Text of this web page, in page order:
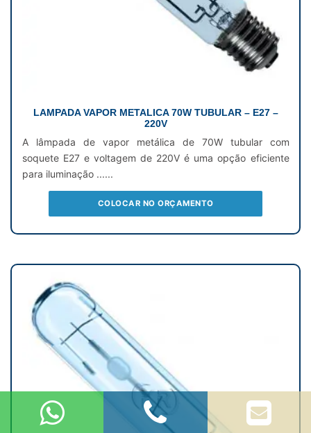
LAMPADA VAPOR METALICA 70W TUBULAR – E27 –
220V
A lâmpada de vapor metálica de 70W tubular com
soquete E27 e voltagem de 220V é uma opção eficiente
para iluminação ......
COLOCAR NO ORÇAMENTO